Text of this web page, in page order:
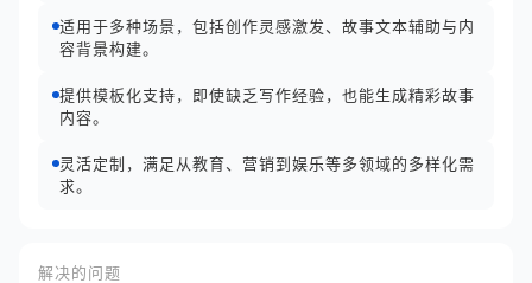
适用于多种场景，包括创作灵感激发、故事文本辅助与内
容背景构建。
提供模板化支持，即使缺乏写作经验，也能生成精彩故事
内容。
灵活定制，满足从教育、营销到娱乐等多领域的多样化需
求。
解决的问题